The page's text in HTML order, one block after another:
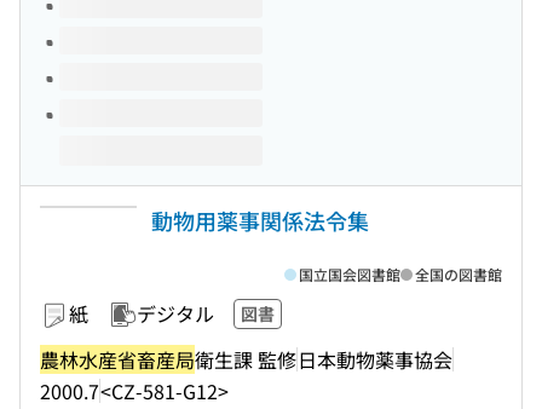
動物用薬事関係法令集
紙 デジタル 図書
農林水産省畜産局衛生課 監修日本動物薬事協会
2000.7<CZ-581-G12>
国立国会図書館 全国の図書館